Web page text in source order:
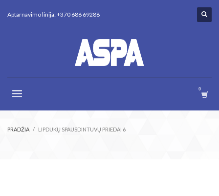
Aptarnavimo linija: +370 686 69288
PRADŽIA LIPDUKŲ SPAUSDINTUVŲ PRIEDAI 6